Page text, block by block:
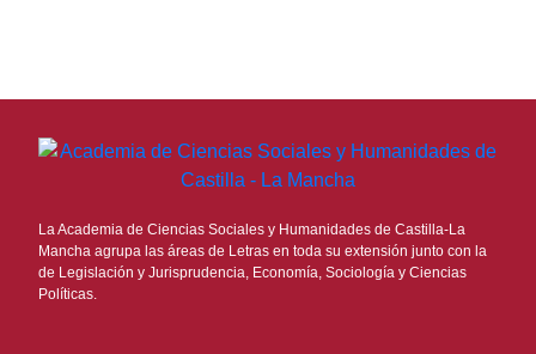
La Academia de Ciencias Sociales y Humanidades de Castilla-La
Mancha agrupa las áreas de Letras en toda su extensión junto con la
de Legislación y Jurisprudencia, Economía, Sociología y Ciencias
Políticas.